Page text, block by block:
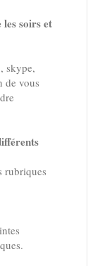
soirs et
skype,
de vous
rubriques